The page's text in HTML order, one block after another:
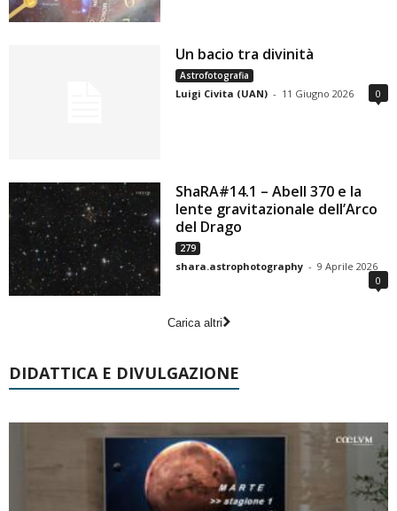
Un bacio tra divinità
Astrofotografia
Luigi Civita (UAN) - 11 Giugno 2026 0
ShaRA#14.1 – Abell 370 e la
lente gravitazionale dell’Arco
del Drago
279
shara.astrophotography - 9 Aprile 2026
0
Carica altri
DIDATTICA E DIVULGAZIONE